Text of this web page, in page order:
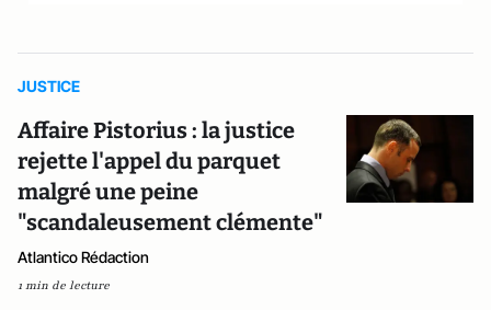
JUSTICE
Affaire Pistorius : la justice
rejette l'appel du parquet
malgré une peine
"scandaleusement clémente"
Atlantico Rédaction
1 min de lecture